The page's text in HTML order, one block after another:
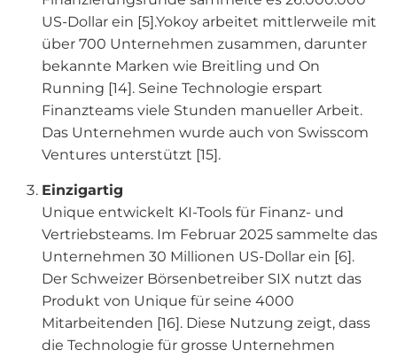
US-Dollar ein [5].Yokoy arbeitet mittlerweile mit
über 700 Unternehmen zusammen, darunter
bekannte Marken wie Breitling und On
Running [14]. Seine Technologie erspart
Finanzteams viele Stunden manueller Arbeit.
Das Unternehmen wurde auch von Swisscom
Ventures unterstützt [15].
Einzigartig
Unique entwickelt KI-Tools für Finanz- und
Vertriebsteams. Im Februar 2025 sammelte das
Unternehmen 30 Millionen US-Dollar ein [6].
Der Schweizer Börsenbetreiber SIX nutzt das
Produkt von Unique für seine 4000
Mitarbeitenden [16]. Diese Nutzung zeigt, dass
die Technologie für grosse Unternehmen